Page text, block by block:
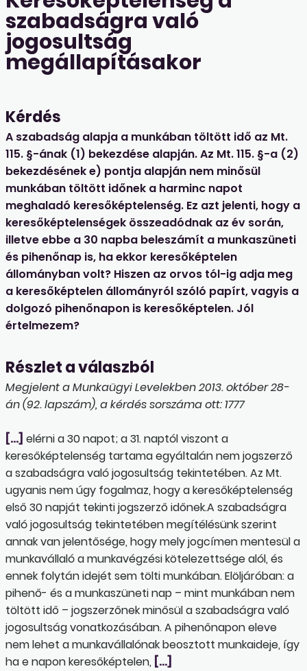
szabadságra való
jogosultság
megállapításakor
Kérdés
A szabadság alapja a munkában töltött idő az Mt.
115. §-ának (1) bekezdése alapján. Az Mt. 115. §-a (2)
bekezdésének e) pontja alapján nem minősül
munkában töltött időnek a harminc napot
meghaladó keresőképtelenség. Ez azt jelenti, hogy a
keresőképtelenségek összeadódnak az év során,
illetve ebbe a 30 napba beleszámít a munkaszüneti
és pihenőnap is, ha ekkor keresőképtelen
állományban volt? Hiszen az orvos tól-ig adja meg
a keresőképtelen állományról szóló papírt, vagyis a
dolgozó pihenőnapon is keresőképtelen. Jól
értelmezem?
Részlet a válaszból
Megjelent a Munkaügyi Levelekben 2013. október 28-
án (92. lapszám), a kérdés sorszáma ott: 1777
[…] elérni a 30 napot; a 31. naptól viszont a
keresőképtelenség tartama egyáltalán nem jogszerző
a szabadságra való jogosultság tekintetében. Az Mt.
ugyanis nem úgy fogalmaz, hogy a keresőképtelenség
első 30 napját tekinti jogszerző időnek.A szabadságra
való jogosultság tekintetében megítélésünk szerint
annak van jelentősége, hogy mely jogcímen mentesül a
munkavállaló a munkavégzési kötelezettsége alól, és
ennek folytán idejét sem tölti munkában. Elöljáróban: a
pihenő- és a munkaszüneti nap – mint munkában nem
töltött idő – jogszerzőnek minősül a szabadságra való
jogosultság vonatkozásában. A pihenőnapon eleve
nem lehet a munkavállalónak beosztott munkaideje, így
ha e napon keresőképtelen, […]